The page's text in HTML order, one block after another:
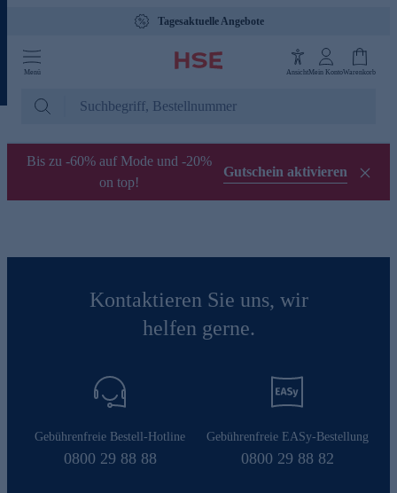
Tagesaktuelle Angebote
Menü AnsichtMein KontoWarenkorb
Bis zu -60% auf Mode und -20%
on top!
Gutschein aktivieren
Kontaktieren Sie uns, wir
helfen gerne.
Gebührenfreie Bestell-Hotline
0800 29 88 88
Gebührenfreie EASy-Bestellung
0800 29 88 82